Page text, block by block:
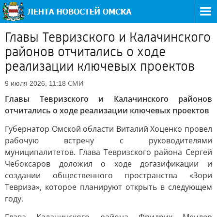
Главы Тевризского и Калачинского
районов отчитались о ходе
реализации ключевых проектов
9 июля 2026, 11:18 СМИ
Главы Тевризского и Калачинского районов
отчитались о ходе реализации ключевых проектов
Губернатор Омской области Виталий Хоценко провел
рабочую встречу с руководителями
муниципалитетов. Глава Тевризского района Сергей
Чебоксаров доложил о ходе догазификации и
создании общественного пространства «Зори
Тевриза», которое планируют открыть в следующем
году.